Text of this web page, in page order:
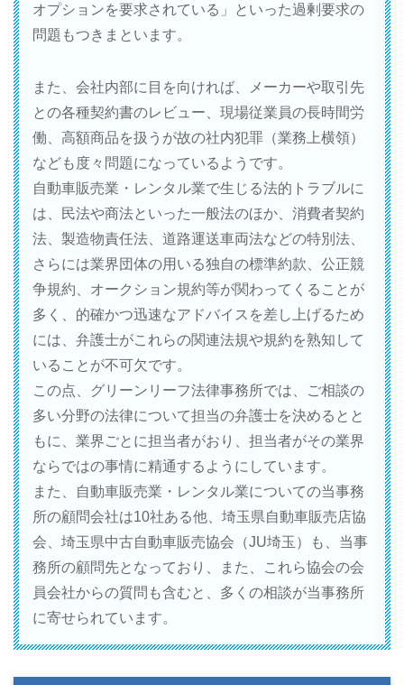
オプションを要求されている」といった過剰要求の
問題もつきまといます。
また、会社内部に目を向ければ、メーカーや取引先
との各種契約書のレビュー、現場従業員の長時間労
働、高額商品を扱うが故の社内犯罪（業務上横領）
なども度々問題になっているようです。
自動車販売業・レンタル業で生じる法的トラブルに
は、民法や商法といった一般法のほか、消費者契約
法、製造物責任法、道路運送車両法などの特別法、
さらには業界団体の用いる独自の標準約款、公正競
争規約、オークション規約等が関わってくることが
多く、的確かつ迅速なアドバイスを差し上げるため
には、弁護士がこれらの関連法規や規約を熟知して
いることが不可欠です。
この点、グリーンリーフ法律事務所では、ご相談の
多い分野の法律について担当の弁護士を決めるとと
もに、業界ごとに担当者がおり、担当者がその業界
ならではの事情に精通するようにしています。
また、自動車販売業・レンタル業についての当事務
所の顧問会社は10社ある他、埼玉県自動車販売店協
会、埼玉県中古自動車販売協会（JU埼玉）も、当事
務所の顧問先となっており、また、これら協会の会
員会社からの質問も含むと、多くの相談が当事務所
に寄せられています。